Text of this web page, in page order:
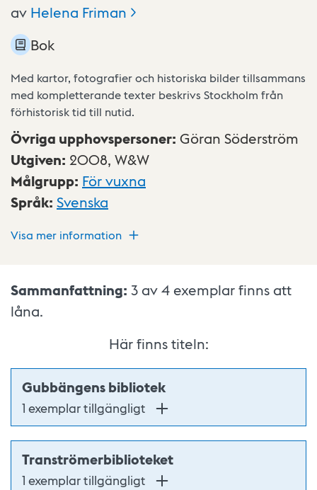
av Helena Friman
Bok
Med kartor, fotografier och historiska bilder tillsammans
med kompletterande texter beskrivs Stockholm från
förhistorisk tid till nutid.
Övriga upphovspersoner: Göran Söderström
Utgiven: 2008, W&W
Målgrupp: För vuxna
Språk: Svenska
Visa mer information
Sammanfattning: 3 av 4 exemplar finns att
låna.
Här finns titeln:
Gubbängens bibliotek
1 exemplar tillgängligt
Tranströmerbiblioteket
1 exemplar tillgängligt